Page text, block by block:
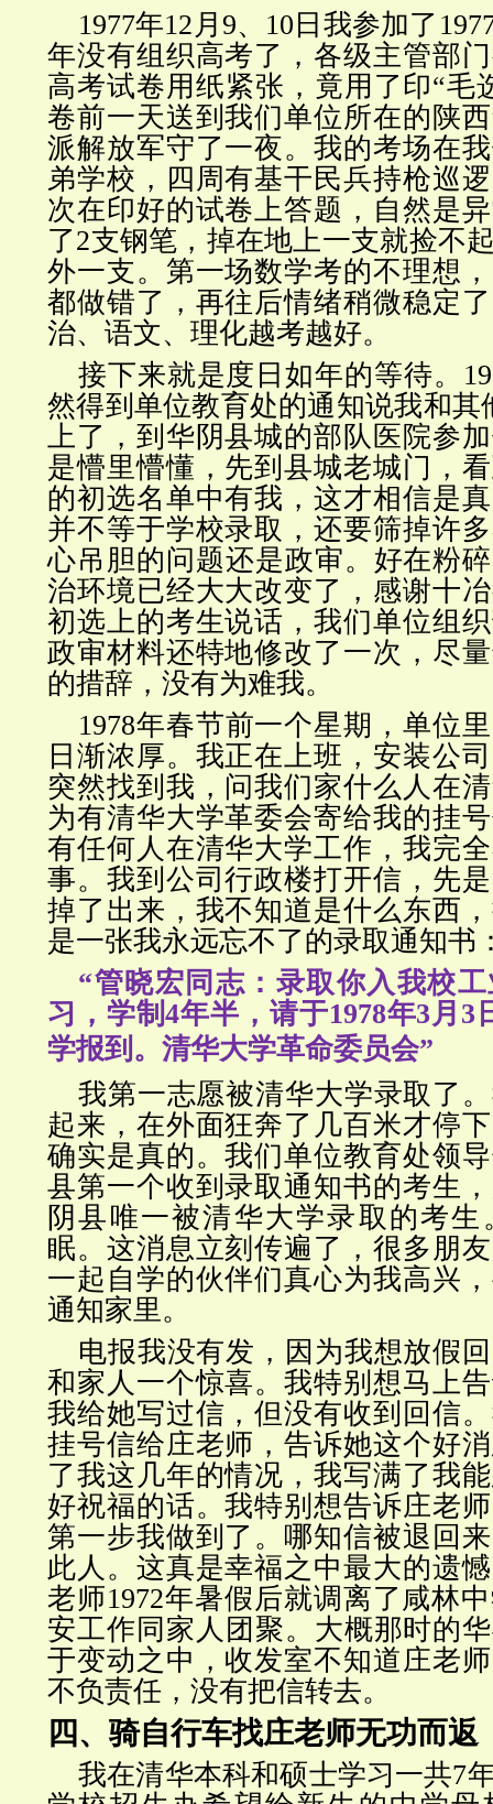
1977年12月9、10日我参加了
年没有组织高考了，各级主管部
高考试卷用纸紧张，竟用了印“毛
卷前一天送到我们单位所在的陕
派解放军守了一夜。我的考场在
弟学校，四周有基干民兵持枪巡
次在印好的试卷上答题，自然是
了2支钢笔，掉在地上一支就捡不
外一支。第一场数学考的不理想
都做错了，再往后情绪稍微稳定
治、语文、理化越考越好。
接下来就是度日如年的等待。
然得到单位教育处的通知说我和其
上了，到华阴县城的部队医院参
是懵里懵懂，先到县城老城门，
的初选名单中有我，这才相信是
并不等于学校录取，还要筛掉许
心吊胆的问题还是政审。好在粉
治环境已经大大改变了，感谢十
初选上的考生说话，我们单位组
政审材料还特地修改了一次，尽
的措辞，没有为难我。
1978年春节前一个星期，单位
日渐浓厚。我正在上班，安装公
突然找到我，问我们家什么人在
为有清华大学革委会寄给我的挂
有任何人在清华大学工作，我完
事。我到公司行政楼打开信，先
掉了出来，我不知道是什么东西
是一张我永远忘不了的录取通知书
“管晓宏同志：录取你入我校
习，学制4年半，请于1978年3月3
学报到。 清华大学革命委员会”
我第一志愿被清华大学录取了
起来，在外面狂奔了几百米才停
确实是真的。我们单位教育处领
县第一个收到录取通知书的考生
阴县唯一被清华大学录取的考
眠。这消息立刻传遍了，很多朋
一起自学的伙伴们真心为我高兴
通知家里。
电报我没有发，因为我想放假
和家人一个惊喜。我特别想马上
我给她写过信，但没有收到回信
挂号信给庄老师，告诉她这个好
了我这几年的情况，我写满了我
好祝福的话。我特别想告诉庄老
第一步我做到了。哪知信被退回
此人。这真是幸福之中最大的遗
老师1972年暑假后就调离了咸林
安工作同家人团聚。大概那时的
于变动之中，收发室不知道庄老
不负责任，没有把信转去。
四、骑自行车找庄老师无功而返
我在清华本科和硕士学习一共7